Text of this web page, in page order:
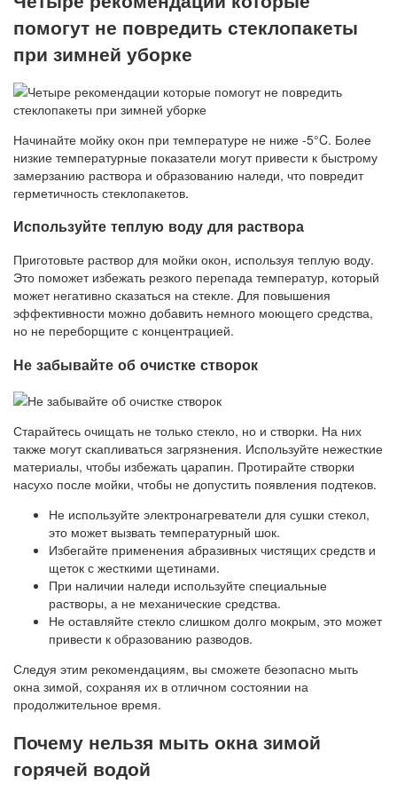
помогут не повредить стеклопакеты
при зимней уборке
Начинайте мойку окон при температуре не ниже -5°C. Более
низкие температурные показатели могут привести к быстрому
замерзанию раствора и образованию наледи, что повредит
герметичность стеклопакетов.
Используйте теплую воду для раствора
Приготовьте раствор для мойки окон, используя теплую воду.
Это поможет избежать резкого перепада температур, который
может негативно сказаться на стекле. Для повышения
эффективности можно добавить немного моющего средства,
но не переборщите с концентрацией.
Не забывайте об очистке створок
Старайтесь очищать не только стекло, но и створки. На них
также могут скапливаться загрязнения. Используйте нежесткие
материалы, чтобы избежать царапин. Протирайте створки
насухо после мойки, чтобы не допустить появления подтеков.
Не используйте электронагреватели для сушки стекол,
это может вызвать температурный шок.
Избегайте применения абразивных чистящих средств и
щеток с жесткими щетинами.
При наличии наледи используйте специальные
растворы, а не механические средства.
Не оставляйте стекло слишком долго мокрым, это может
привести к образованию разводов.
Следуя этим рекомендациям, вы сможете безопасно мыть
окна зимой, сохраняя их в отличном состоянии на
продолжительное время.
Почему нельзя мыть окна зимой
горячей водой